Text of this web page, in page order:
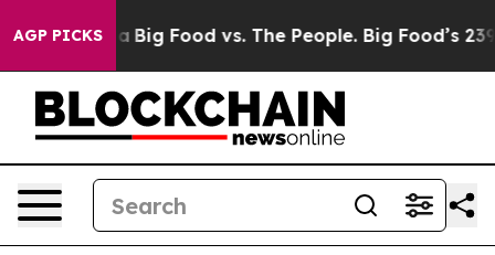
AGP PICKS
Big Food vs. The People. Big Food’s 239